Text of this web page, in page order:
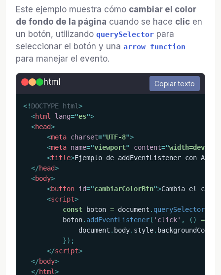
Este ejemplo muestra cómo cambiar el color
de fondo de la página cuando se hace clic en
un botón, utilizando querySelector para
seleccionar el botón y una arrow function
para manejar el evento.
html Copiar texto
<! DOCTYPE html>
<html lang="es">
<head>
<meta charset="UTF-8">
<meta name="viewport" content="
<title>Ejemplo de addEventListener con
</head>
<body>
<button id="cambiarColorBtn">Cambia el
<script>
const boton = document . querySelector
          boton
. addEventListener( 'click' , ( ) =>
              document
. body. style. backgroundColor
}) ;
</script>
</body>
</html>